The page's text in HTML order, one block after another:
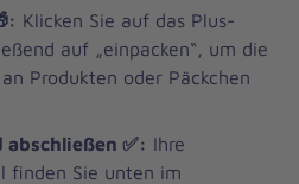
Klicken Sie auf das Plus-
auf „einpacken“, um die
Produkten oder Päckchen
✅: Ihre
finden Sie unten im